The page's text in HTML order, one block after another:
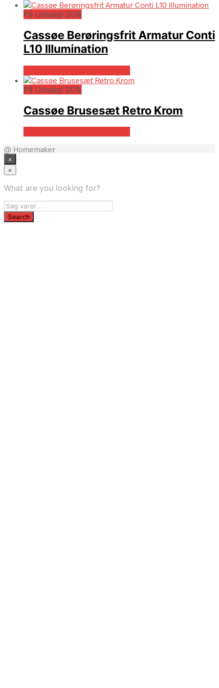
På Udsalg! 20%
Cassøe Berøringsfrit Armatur Conti
L10 Illumination
På Udsalg! 20%
Cassøe Brusesæt Retro Krom
@ Homemaker
×
×
What are you looking for?